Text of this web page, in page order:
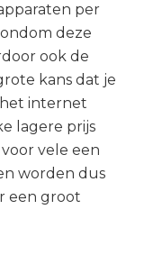
per
deze
ook de
kans dat je
internet
lagere prijs
vele een
worden dus
een groot